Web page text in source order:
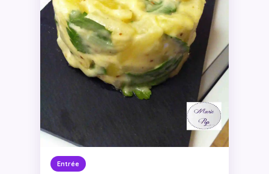
Entrée